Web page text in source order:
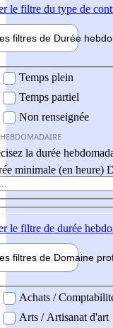
le filtre du type de
filtres de Durée hebdo
Temps plein
Temps partiel
Non renseignée
la durée
minimale (en heure)
le filtre de durée
filtres de Domaine pro
professionel
Achats /
Arts / Artisanat d'art